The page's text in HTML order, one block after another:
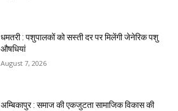
धमतरी : पशुपालकों को सस्ती दर पर मिलेंगी जेनेरिक पशु
औषधियां
August 7, 2026
अम्बिकापुर : समाज की एकजुटता सामाजिक विकास की